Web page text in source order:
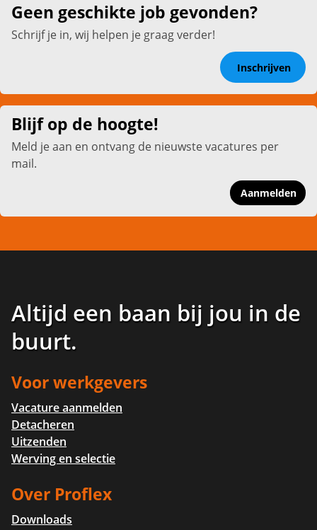
Geen geschikte job gevonden?
Schrijf je in, wij helpen je graag verder!
Inschrijven
Blijf op de hoogte!
Meld je aan en ontvang de nieuwste vacatures per
mail.
Aanmelden
Altijd een baan bij jou in de
buurt.
Voor werkgevers
Vacature aanmelden
Detacheren
Uitzenden
Werving en selectie
Over Proflex
Downloads